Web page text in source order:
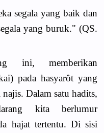
segala yang baik dan
yang buruk." (QS.
ini, memberikan
pada hasyarôt yang
Dalam satu hadits,
kita berlumur
hajat tertentu. Di sisi